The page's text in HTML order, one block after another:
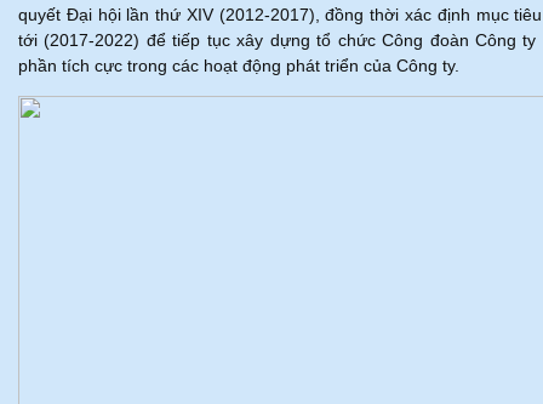
quyết Đại hội lần thứ XIV (2012-2017), đồng thời xác định mục
tới (2017-2022) để tiếp tục xây dựng tổ chức Công đoàn Công
phần tích cực trong các hoạt động phát triển của Công ty.